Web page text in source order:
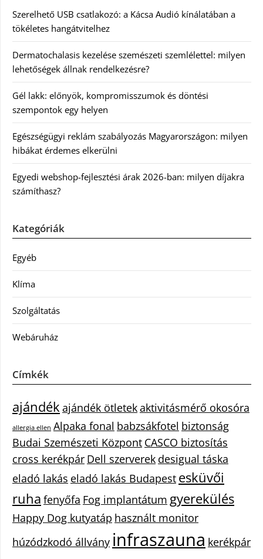
Szerelhető USB csatlakozó: a Kácsa Audió kínálatában a
tökéletes hangátvitelhez
Dermatochalasis kezelése szemészeti szemlélettel: milyen
lehetőségek állnak rendelkezésre?
Gél lakk: előnyök, kompromisszumok és döntési
szempontok egy helyen
Egészségügyi reklám szabályozás Magyarországon: milyen
hibákat érdemes elkerülni
Egyedi webshop-fejlesztési árak 2026-ban: milyen díjakra
számíthasz?
Kategóriák
Egyéb
Klíma
Szolgáltatás
Webáruház
Címkék
ajándékajándék ötletekaktivitásmérő okosóra
allergia ellen Alpaka fonal babzsákfotel biztonság
Budai Szemészeti Központ CASCO biztosítás
cross kerékpár Dell szerverek desigual táska
eladó lakás eladó lakás Budapest esküvői
ruha fenyőfa Fog implantátum gyerekülés
Happy Dog kutyatáp használt monitor
húzódzkodó állvány infraszauna kerékpár